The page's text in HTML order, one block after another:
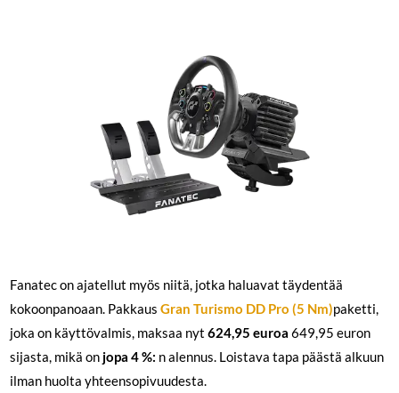
Fanatec on ajatellut myös niitä, jotka haluavat täydentää
kokoonpanoaan. PakkausGran Turismo DD Pro (5 Nm)paketti,
joka on käyttövalmis, maksaa nyt624,95 euroa 649,95 euron
sijasta, mikä on jopa 4 %: n alennus. Loistava tapa päästä alkuun
ilman huolta yhteensopivuudesta.